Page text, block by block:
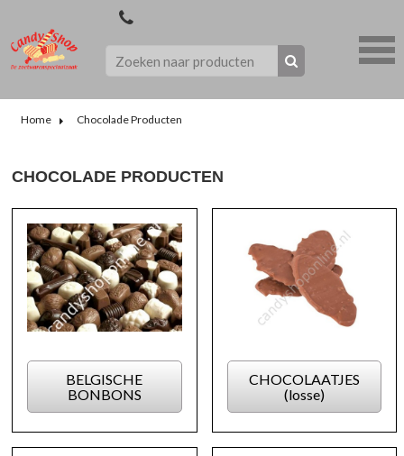
Home Chocolade Producten
CHOCOLADE PRODUCTEN
BELGISCHE
BONBONS
CHOCOLAATJES
(losse)